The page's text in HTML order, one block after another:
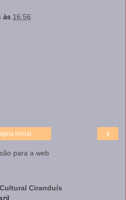
às 16:56
›
inicial
para a web
Ciranduís